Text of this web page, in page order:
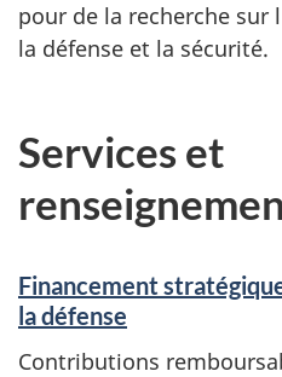
pour de la recherche sur
la défense et la sécurité.
Services et
Financement
la défense
Contributions